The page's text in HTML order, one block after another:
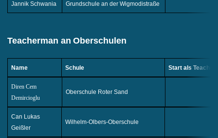
Jannik Schwania Grundschule an der Wigmodistraße
Teacherman an Oberschulen
Name Schule Start als
Diren Cem
Demircioglu
Oberschule Roter Sand
Can Lukas
Geißler
Wilhelm-Olbers-Oberschule